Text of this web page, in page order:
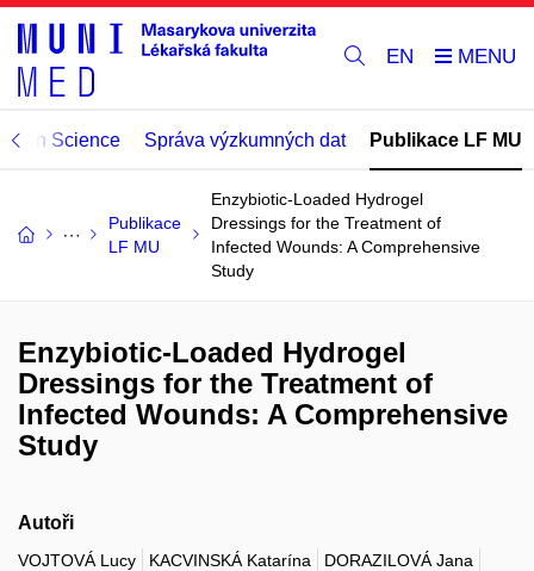
EN
Open Science Správa výzkumných dat Publikace LF MU
Publikace
LF MU
Enzybiotic-Loaded Hydrogel
Dressings for the Treatment of
Infected Wounds: A Comprehensive
Study
Enzybiotic-Loaded Hydrogel
Dressings for the Treatment of
Infected Wounds: A Comprehensive
Study
Autoři
VOJTOVÁ Lucy KACVINSKÁ Katarína
DORAZILOVÁ Jana